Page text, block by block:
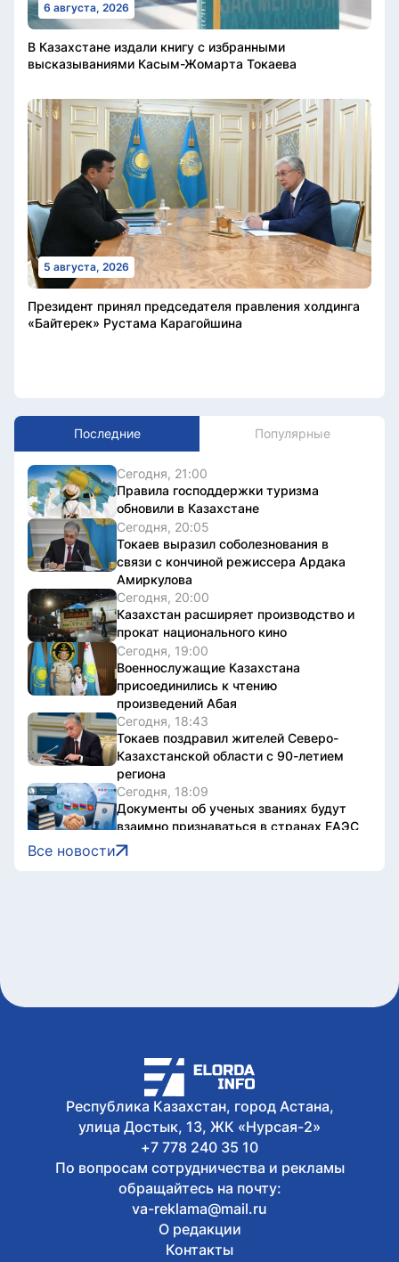
6 августа, 2026
В Казахстане издали книгу с избранными
высказываниями Касым-Жомарта Токаева
5 августа, 2026
Президент принял председателя правления холдинга
«Байтерек» Рустама Карагойшина
Последние Популярные
Сегодня, 21:00
Правила господдержки туризма
обновили в Казахстане
Сегодня, 20:05
Токаев выразил соболезнования в
связи с кончиной режиссера Ардака
Амиркулова
Сегодня, 20:00
Казахстан расширяет производство и
прокат национального кино
Сегодня, 19:00
Военнослужащие Казахстана
присоединились к чтению
произведений Абая
Сегодня, 18:43
Токаев поздравил жителей Северо-
Казахстанской области с 90-летием
региона
Сегодня, 18:09
Документы об ученых званиях будут
взаимно признаваться в странах ЕАЭС
Сегодня, 18:08
Свыше 1900 ИИ-фильмов из более чем
средневековья: что приготовили для
гостей Comic Con Astana 2026
Все новости
Республика Казахстан, город Астана,
улица Достык, 13, ЖК «Нурсая-2»
+7 778 240 35 10
По вопросам сотрудничества и рекламы
обращайтесь на почту:
va-reklama@mail.ru
О редакции
Контакты